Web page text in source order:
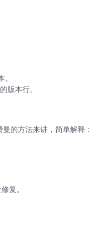
版本行。
的方法来讲，简单解释：
复。